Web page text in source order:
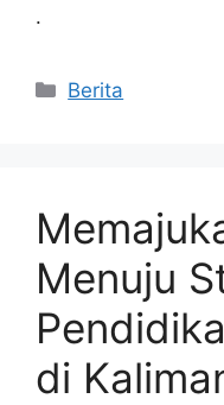
.
Kategori
Berita
Menuju
di